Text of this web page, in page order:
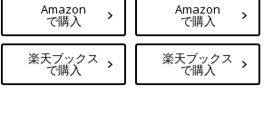
Amazon
で購入
楽天ブックス
で購入
Amazon
で購入
楽天ブックス
で購入